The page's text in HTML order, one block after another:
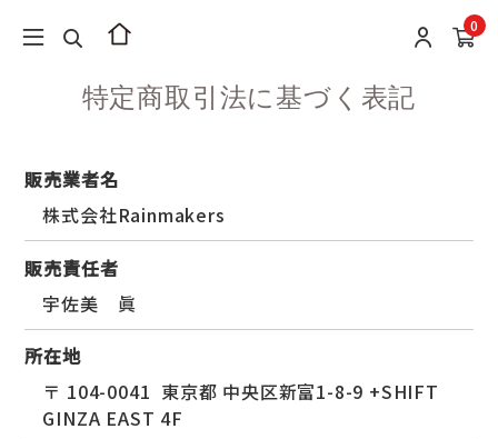
0
特定商取引法に基づく表記
販売業者名
株式会社Rainmakers
販売責任者
宇佐美 眞
所在地
〒 104-0041 東京都 中央区新富1-8-9 +SHIFT
GINZA EAST 4F